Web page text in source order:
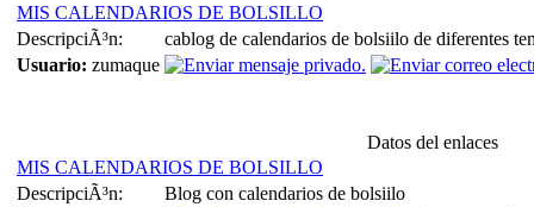
MIS CALENDARIOS DE BOLSILLO
DescripciÃ³n:
cablog de calendarios de bolsiilo de diferentes
Usuario: zumaque
Datos del enlaces
MIS CALENDARIOS DE BOLSILLO
DescripciÃ³n:
Blog con calendarios de bolsiilo